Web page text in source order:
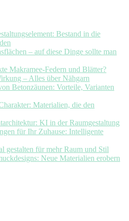
Bestand in die
– auf diese Dinge sollte man
Makramee-Federn und Blätter?
– Alles über Nähgarn
Betonzäunen: Vorteile, Varianten
Materialien, die den
KI in der Raumgestaltung
für Ihr Zuhause: Intelligente
gestalten für mehr Raum und Stil
Neue Materialien erobern